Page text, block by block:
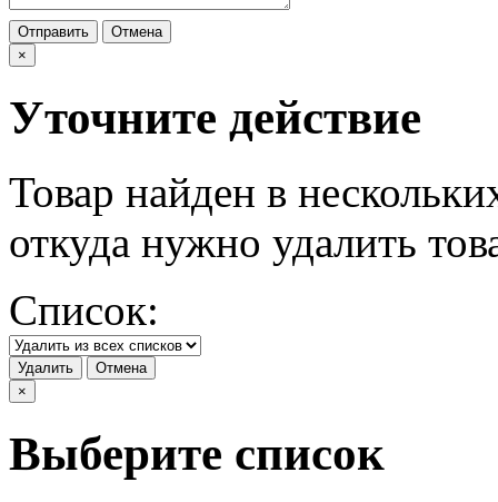
Отправить
Отмена
×
Уточните действие
Товар найден в
откуда нужно удалить
Список:
Удалить
Отмена
×
Выберите список